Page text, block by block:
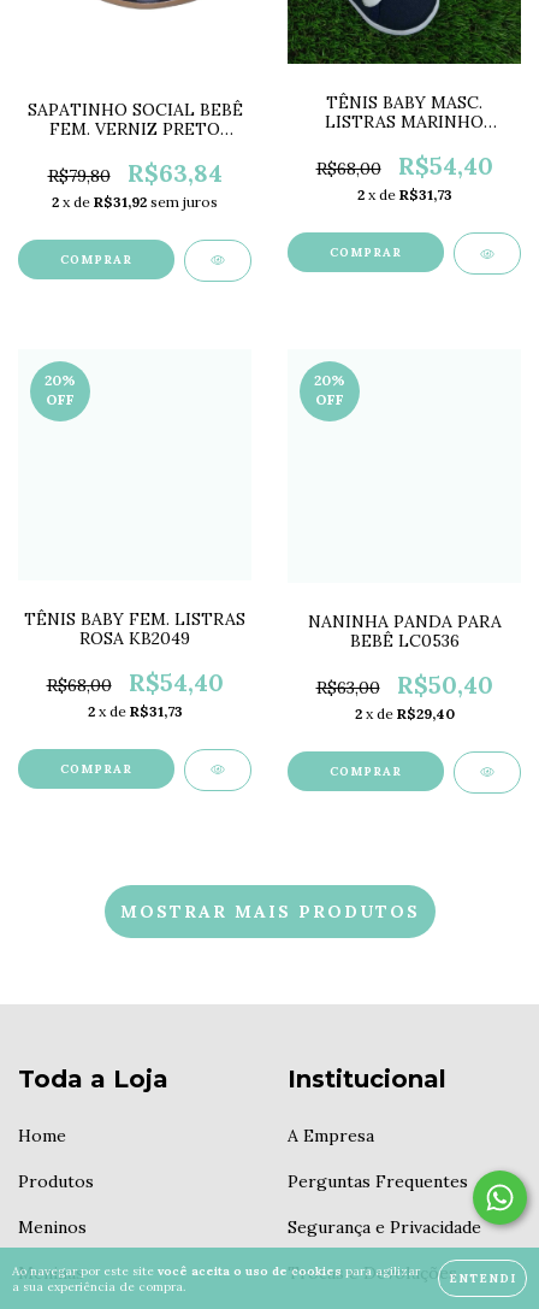
Ao navegar por este site você aceita o uso de cookies para agilizar
a sua experiência de compra.
ENTENDI
SAPATINHO SOCIAL BEBÊ
FEM. VERNIZ PRETO
R$79,80
R$63,84
2 x de R$31,92 sem juros
COMPRAR
TÊNIS BABY MASC.
LISTRAS MARINHO
R$68,00
R$54,40
2 x de R$31,73
COMPRAR
20%
OFF
TÊNIS BABY FEM. LISTRAS
ROSA KB2049
R$68,00 R$54,40
2 x de R$31,73
COMPRAR
20%
OFF
NANINHA PANDA PARA
BEBÊ LC0536
R$63,00 R$50,40
2 x de R$29,40
MOSTRAR MAIS PRODUTOS
Toda a Loja
Home
Produtos
Meninos
Meninas
Institucional
A Empresa
Perguntas Frequentes
Segurança e Privacidade
Trocas e Devoluções